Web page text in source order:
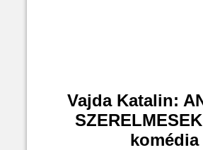
Vajda Katalin:
komédia